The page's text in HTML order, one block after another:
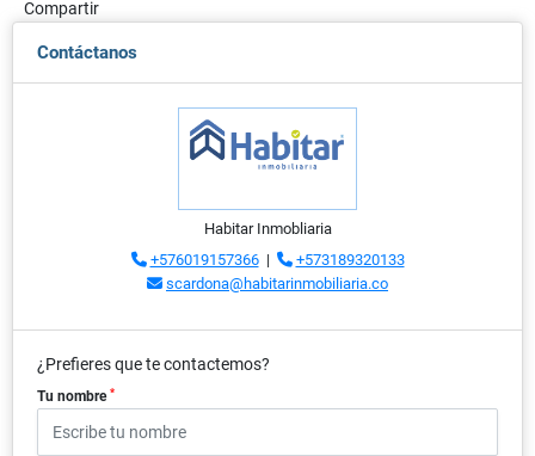
Compartir
Contáctanos
Habitar Inmobliaria
+576019157366|
+573189320133
scardona@habitarinmobiliaria.co
¿Prefieres que te contactemos?
Tu nombre *